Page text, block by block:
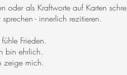
oder als Kraftworte auf Karten
- innerlich rezitieren.
Frieden.
bin ehrlich.
zeige mich.